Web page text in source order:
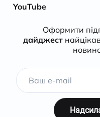
YouTube
Оформити
дайджест